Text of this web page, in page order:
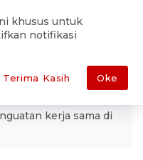
kerja sama di
khusus untuk
notifikasi
Oke
Terima Kasih